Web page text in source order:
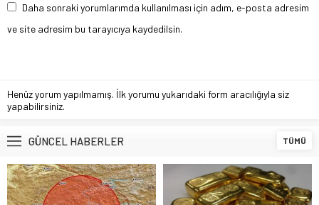
Daha sonraki yorumlarımda kullanılması için adım, e-posta adresim
ve site adresim bu tarayıcıya kaydedilsin.
Henüz yorum yapılmamış. İlk yorumu yukarıdaki form aracılığıyla siz
yapabilirsiniz.
GÜNCEL HABERLER TÜMÜ